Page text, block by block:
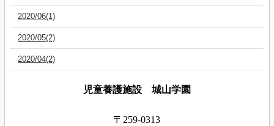
2020/06(1)
2020/05(2)
2020/04(2)
児童養護施設 城山学園
〒259-0313